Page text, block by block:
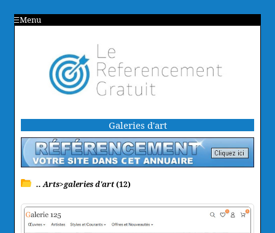
Menu
Galeries d'art
.. Arts>galeries d'art(12)